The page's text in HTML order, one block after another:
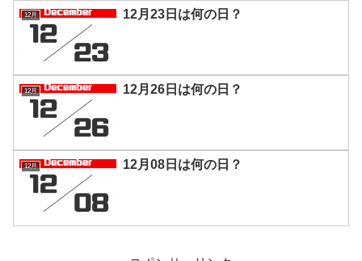
12月 12月23日は何の日？
12月 12月26日は何の日？
12月 12月08日は何の日？